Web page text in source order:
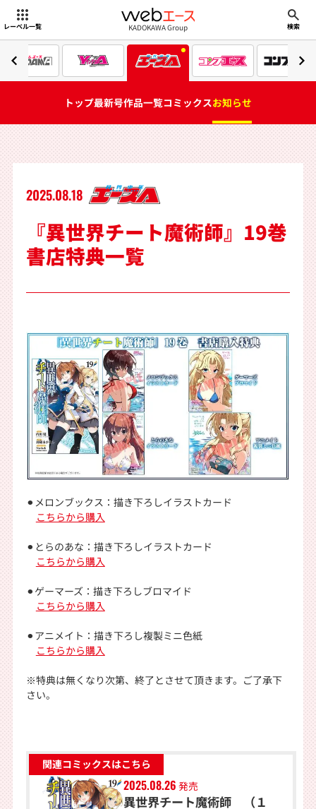
レーベル一覧 webエース
KADOKAWA Group 検索
トップ最新号作品一覧コミックスお知らせ
2025.08.18
『異世界チート魔術師』19巻
書店特典一覧
⚫︎メロンブックス：描き下ろしイラストカード
こちらから購入
⚫︎とらのあな：描き下ろしイラストカード
こちらから購入
⚫︎ゲーマーズ：描き下ろしブロマイド
こちらから購入
⚫︎アニメイト：描き下ろし複製ミニ色紙
こちらから購入
※特典は無くなり次第、終了とさせて頂きます。ご了承下
さい。
関連コミックスはこちら
2025.08.26 発売
異世界チート魔術師 （１